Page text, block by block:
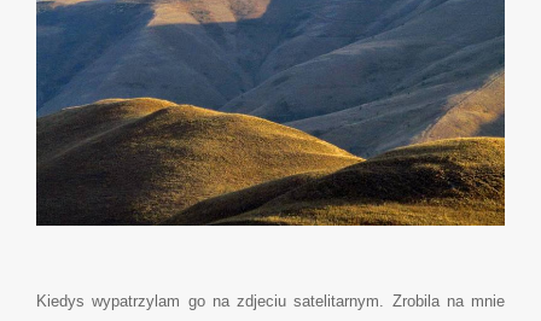
Kiedys wypatrzylam go na zdjeciu satelitarnym. Zrobila na mnie